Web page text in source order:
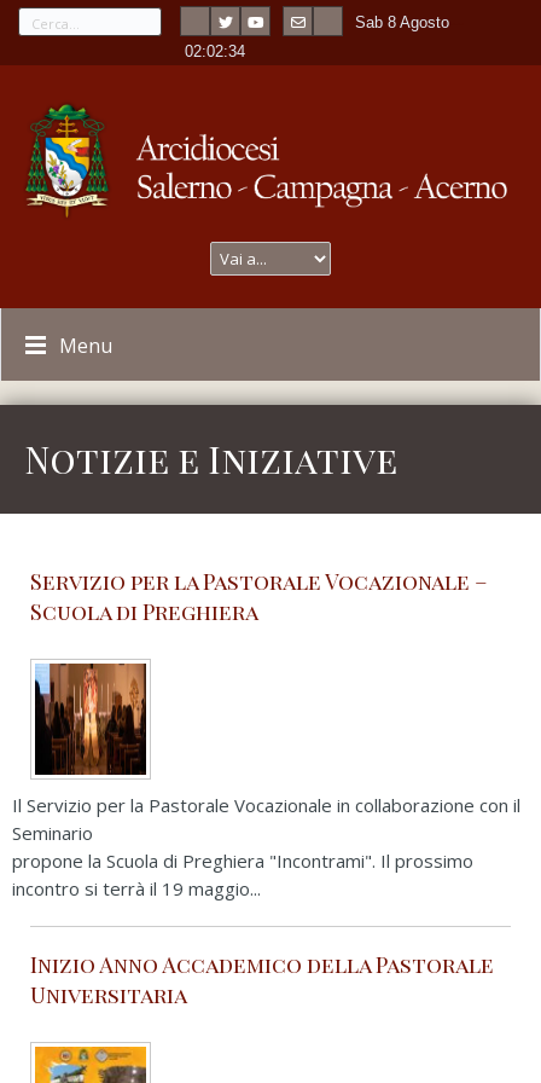
Sab 8 Agosto
-02:02:35
Menu
Notizie e Iniziative
Servizio per la Pastorale Vocazionale –
Scuola di Preghiera
Il Servizio per la Pastorale Vocazionale in collaborazione con il
Seminario
propone la Scuola di Preghiera "Incontrami". Il prossimo
incontro si terrà il 19 maggio...
Inizio Anno Accademico della Pastorale
Universitaria